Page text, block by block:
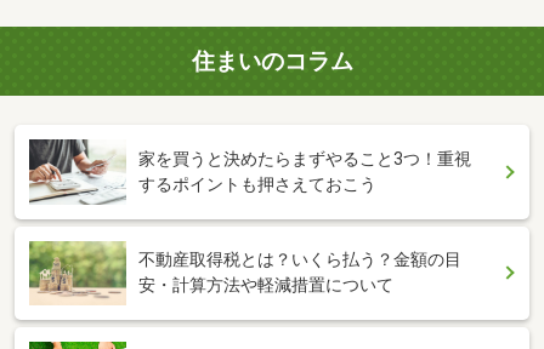
住まいのコラム
家を買うと決めたらまずやること3つ！重視
するポイントも押さえておこう
不動産取得税とは？いくら払う？金額の目
安・計算方法や軽減措置について